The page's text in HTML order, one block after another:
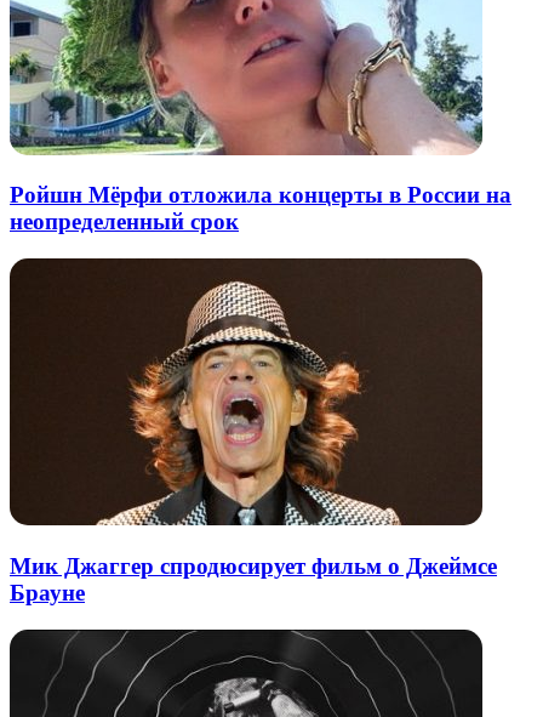
Ройшн Мёрфи отложила концерты в России на
неопределенный срок
Мик Джаггер спродюсирует фильм о Джеймсе
Брауне